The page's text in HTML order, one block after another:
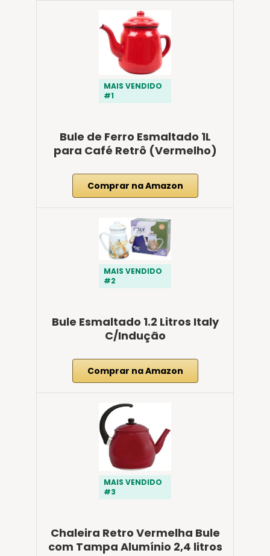
MAIS VENDIDO
#1
Bule de Ferro Esmaltado 1L
para Café Retrô (Vermelho)
Comprar na Amazon
MAIS VENDIDO
#2
Bule Esmaltado 1.2 Litros Italy
C/Indução
Comprar na Amazon
MAIS VENDIDO
#3
Chaleira Retro Vermelha Bule
com Tampa Alumínio 2,4 litros